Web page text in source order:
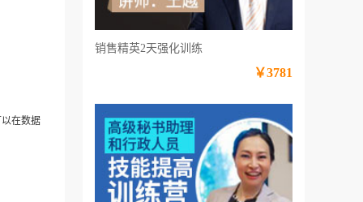
在数据
销售精英2天强化训练
￥3781